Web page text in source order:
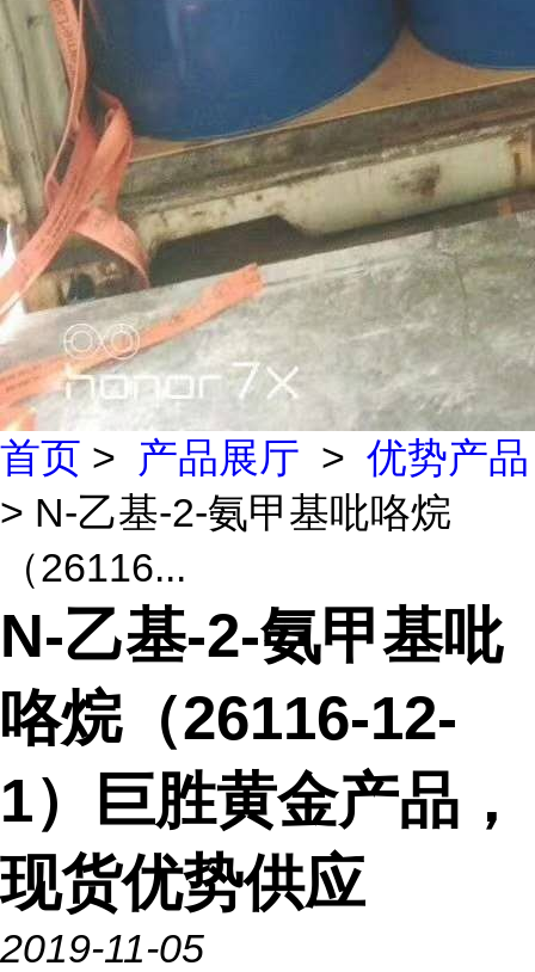
首页 > 产品展厅 > 优势产品
> N-乙基-2-氨甲基吡咯烷
（26116...
N-乙基-2-氨甲基吡
咯烷（26116-12-
1）巨胜黄金产品，
现货优势供应
2019-11-05